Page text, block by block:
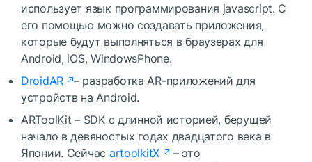
использует язык программирования javascript. С
его помощью можно создавать приложения,
которые будут выполняться в браузерах для
Android, iOS, WindowsPhone.
DroidAR
– разработка AR-приложений для
устройств на Android.
ARToolKit – SDK с длинной историей, берущей
начало в девяностых годах двадцатого века в
Японии. Сейчас artoolkitX
– это